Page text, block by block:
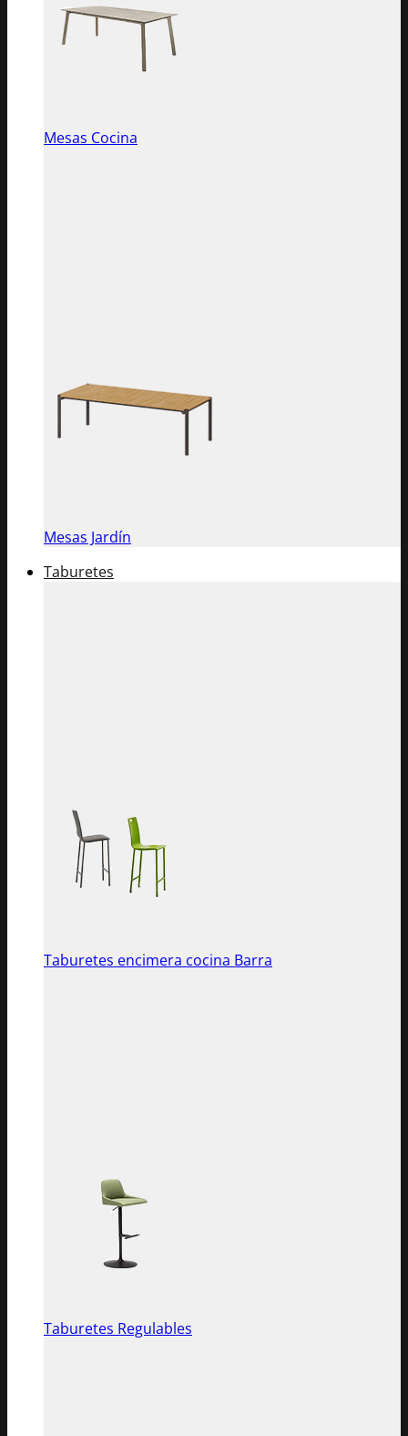
Mesas Cocina
Mesas Jardín
Taburetes
Taburetes encimera cocina Barra
Taburetes Regulables